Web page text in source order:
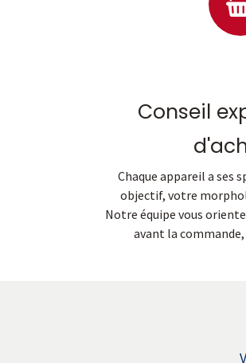
Conseil
Chaque appareil a ses
objectif, votre
Notre équipe vous
avant la